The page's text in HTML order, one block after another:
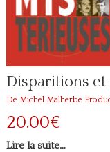
Disparitions
De Michel Malherbe
20.00€
Lire la suite…